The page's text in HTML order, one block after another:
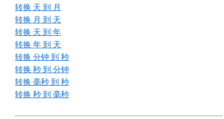
转换 天 到 月
转换 月 到 天
转换 天 到 年
转换 年 到 天
转换 分钟 到 秒
转换 秒 到 分钟
转换 毫秒 到 秒
转换 秒 到 毫秒